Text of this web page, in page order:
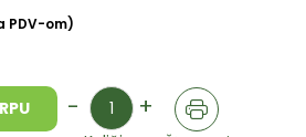
PDV-om)
- Količina +